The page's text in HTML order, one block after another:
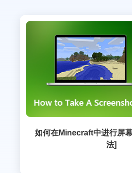
如何在Minecraft中进行屏
法]